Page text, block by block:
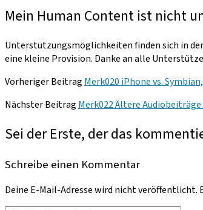
Mein Human Content ist nicht
Unterstützungsmöglichkeiten finden sich in
eine kleine Provision. Danke an alle
Vorheriger Beitrag Merk020 iPhone vs.
Nächster Beitrag Merk022 Ältere
Sei der Erste, der das
Schreibe einen Kommentar
Deine E-Mail-Adresse wird nicht veröffentlicht.